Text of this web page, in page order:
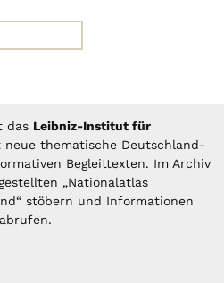
das Leibniz-Institut für
neue thematische Deutschland-
Begleittexten. Im Archiv
„Nationalatlas
stöbern und Informationen